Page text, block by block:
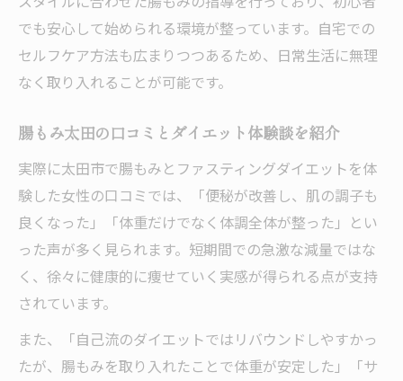
でも安心して始められる環境が整っています。自宅での
セルフケア方法も広まりつつあるため、日常生活に無理
なく取り入れることが可能です。
腸もみ太田の口コミとダイエット体験談を紹介
実際に太田市で腸もみとファスティングダイエットを体
験した女性の口コミでは、「便秘が改善し、肌の調子も
良くなった」「体重だけでなく体調全体が整った」とい
った声が多く見られます。短期間での急激な減量ではな
く、徐々に健康的に痩せていく実感が得られる点が支持
されています。
また、「自己流のダイエットではリバウンドしやすかっ
たが、腸もみを取り入れたことで体重が安定した」「サ